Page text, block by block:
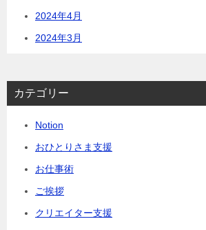
2024年4月
2024年3月
カテゴリー
Notion
おひとりさま支援
お仕事術
ご挨拶
クリエイター支援